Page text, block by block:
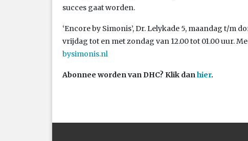
succes gaat worden.
‘Encore by Simonis’, Dr. Lelykade 5, maandag t/m
vrijdag tot en met zondag van 12.00 tot 01.00 uur.
bysimonis.nl
Abonnee worden van DHC? Klik dan hier.